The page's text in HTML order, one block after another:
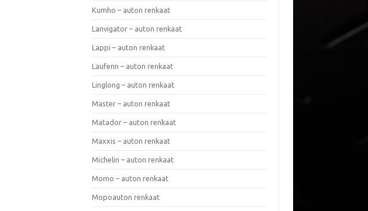
Kumho – auton renkaat
Lanvigator – auton renkaat
Lappi – auton renkaat
Laufenn – auton renkaat
Linglong – auton renkaat
Master – auton renkaat
Matador – auton renkaat
Maxxis – auton renkaat
Michelin – auton renkaat
Momo – auton renkaat
Mopoauton renkaat